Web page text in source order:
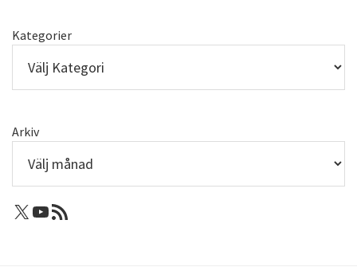
Kategorier
Arkiv
X: Femtejuli
Youtube
RSS-flöde